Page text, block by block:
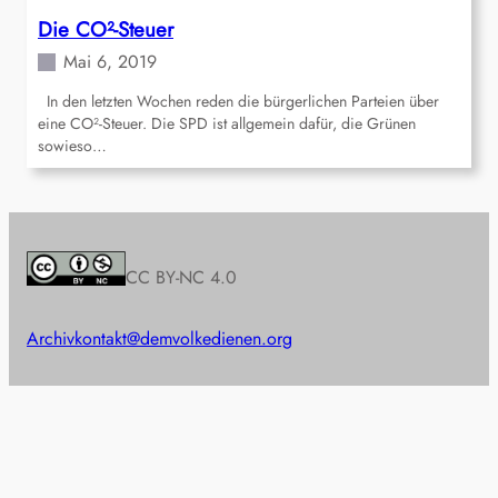
Die CO²-Steuer
Mai 6, 2019
In den letzten Wochen reden die bürgerlichen Parteien über
eine CO²-Steuer. Die SPD ist allgemein dafür, die Grünen
sowieso…
CC BY-NC 4.0
Archivkontakt@demvolkedienen.org